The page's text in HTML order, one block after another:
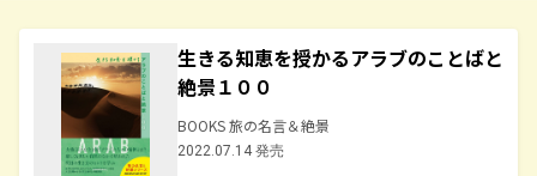
生きる知恵を授かるアラブのことばと
絶景１００
BOOKS 旅の名言＆絶景
2022.07.14 発売